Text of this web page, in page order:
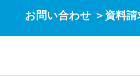
お問い合わせ ＞ 資料請